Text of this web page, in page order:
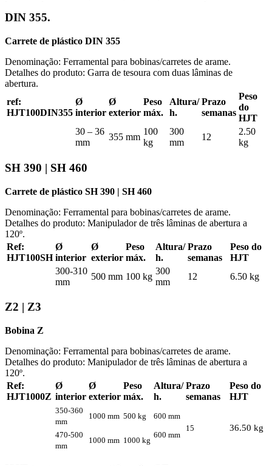
DIN 355.
Carrete de plástico DIN 355
Denominação: Ferramental para bobinas/carretes de arame.
Detalhes do produto: Garra de tesoura com duas lâminas de
abertura.
ref:
HJT100DIN355
Ø
interior
Ø
exterior
Peso
máx.
Altura/
h.
Prazo
semanas
Peso
do
HJT
30 – 36
mm
355 mm
100
kg
300
mm
12
2.50
kg
SH 390 | SH 460
Carrete de plástico SH 390 | SH 460
Denominação: Ferramental para bobinas/carretes de arame.
Detalhes do produto: Manipulador de três lâminas de abertura a
120º.
Ref:
HJT100SH
Ø
interior
Ø
exterior
Peso
máx.
Altura/
h.
Prazo
semanas
Peso do
HJT
300-310
mm
500 mm 100 kg
300
mm
12 6.50 kg
Z2 | Z3
Bobina Z
Denominação: Ferramental para bobinas/carretes de arame.
Detalhes do produto: Manipulador de três lâminas de abertura a
120º.
Ref:
HJT1000Z
Ø
interior
Ø
exterior
Peso
máx.
Altura/
h.
Prazo
semanas
Peso do
HJT
350-360
mm
1000 mm 500 kg
600 mm
15
36.50 kg
470-500
mm
1000 mm 1000 kg
600 mm